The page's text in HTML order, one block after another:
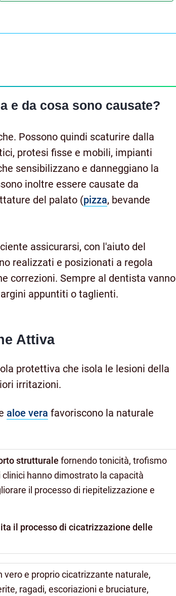
e da cosa sono causate?
Possono quindi scaturire dalla
protesi fisse e mobili, impianti
sensibilizzano e danneggiano la
inoltre essere causate da
del palato (pizza, bevande
assicurarsi, con l'aiuto del
realizzati e posizionati a regola
correzioni. Sempre al dentista vanno
appuntiti o taglienti.
Attiva
protettiva che isola le lesioni della
irritazioni.
aloe vera favoriscono la naturale
strutturale fornendo tonicità, trofismo
hanno dimostrato la capacità
il processo di riepitelizzazione e
il processo di cicatrizzazione delle
vero e proprio cicatrizzante naturale,
ragadi, escoriazioni e bruciature,